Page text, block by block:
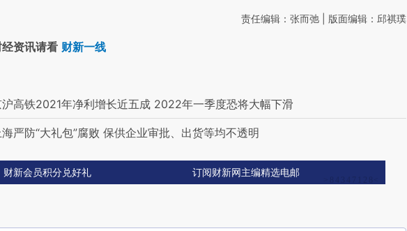
责任编辑：张而弛 | 版面编辑：邱祺璞
资讯请看 财新一线
高铁2021年净利增长近五成 2022年一季度恐将大幅下滑
严防“大礼包”腐败 保供企业审批、出货等均不透明
财新会员积分兑好礼 订阅财新网主编精选电邮